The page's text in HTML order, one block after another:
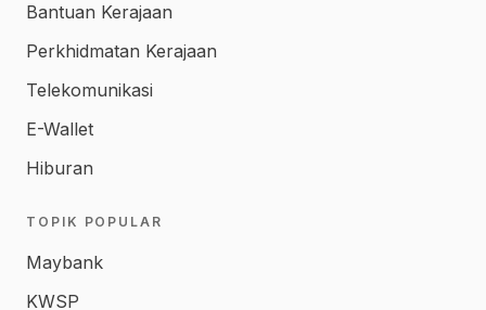
Bantuan Kerajaan
Perkhidmatan Kerajaan
Telekomunikasi
E-Wallet
Hiburan
TOPIK POPULAR
Maybank
KWSP